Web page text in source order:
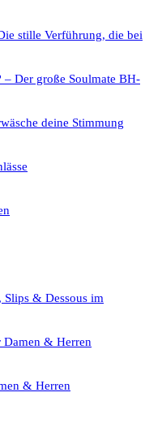
stille Verführung, die bei
– Der große Soulmate BH-
deine Stimmung
Slips & Dessous im
& Herren
& Herren